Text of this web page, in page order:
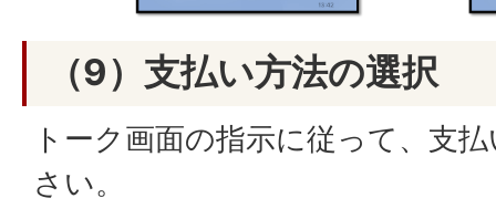
（9）支払い方法の選択
トーク画面の指示に従って、支
さい。